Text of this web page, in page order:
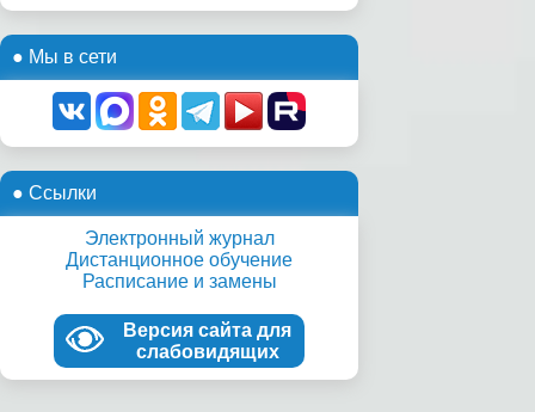
● Мы в сети
● Ссылки
Электронный журнал
Дистанционное обучение
Расписание и замены
Версия сайта для
слабовидящих